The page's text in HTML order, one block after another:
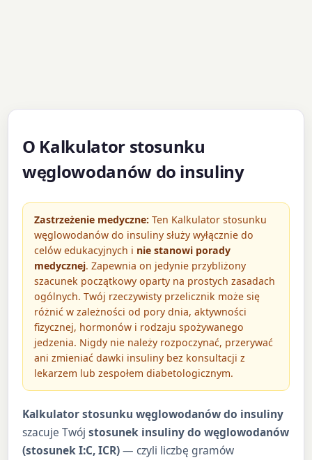
O Kalkulator stosunku
węglowodanów do insuliny
Zastrzeżenie medyczne: Ten Kalkulator stosunku
węglowodanów do insuliny służy wyłącznie do
celów edukacyjnych i nie stanowi porady
medycznej. Zapewnia on jedynie przybliżony
szacunek początkowy oparty na prostych zasadach
ogólnych. Twój rzeczywisty przelicznik może się
różnić w zależności od pory dnia, aktywności
fizycznej, hormonów i rodzaju spożywanego
jedzenia. Nigdy nie należy rozpoczynać, przerywać
ani zmieniać dawki insuliny bez konsultacji z
lekarzem lub zespołem diabetologicznym.
Kalkulator stosunku węglowodanów do insuliny
szacuje Twójstosunek insuliny do węglowodanów
(stosunek I:C, ICR)— czyli liczbę gramów